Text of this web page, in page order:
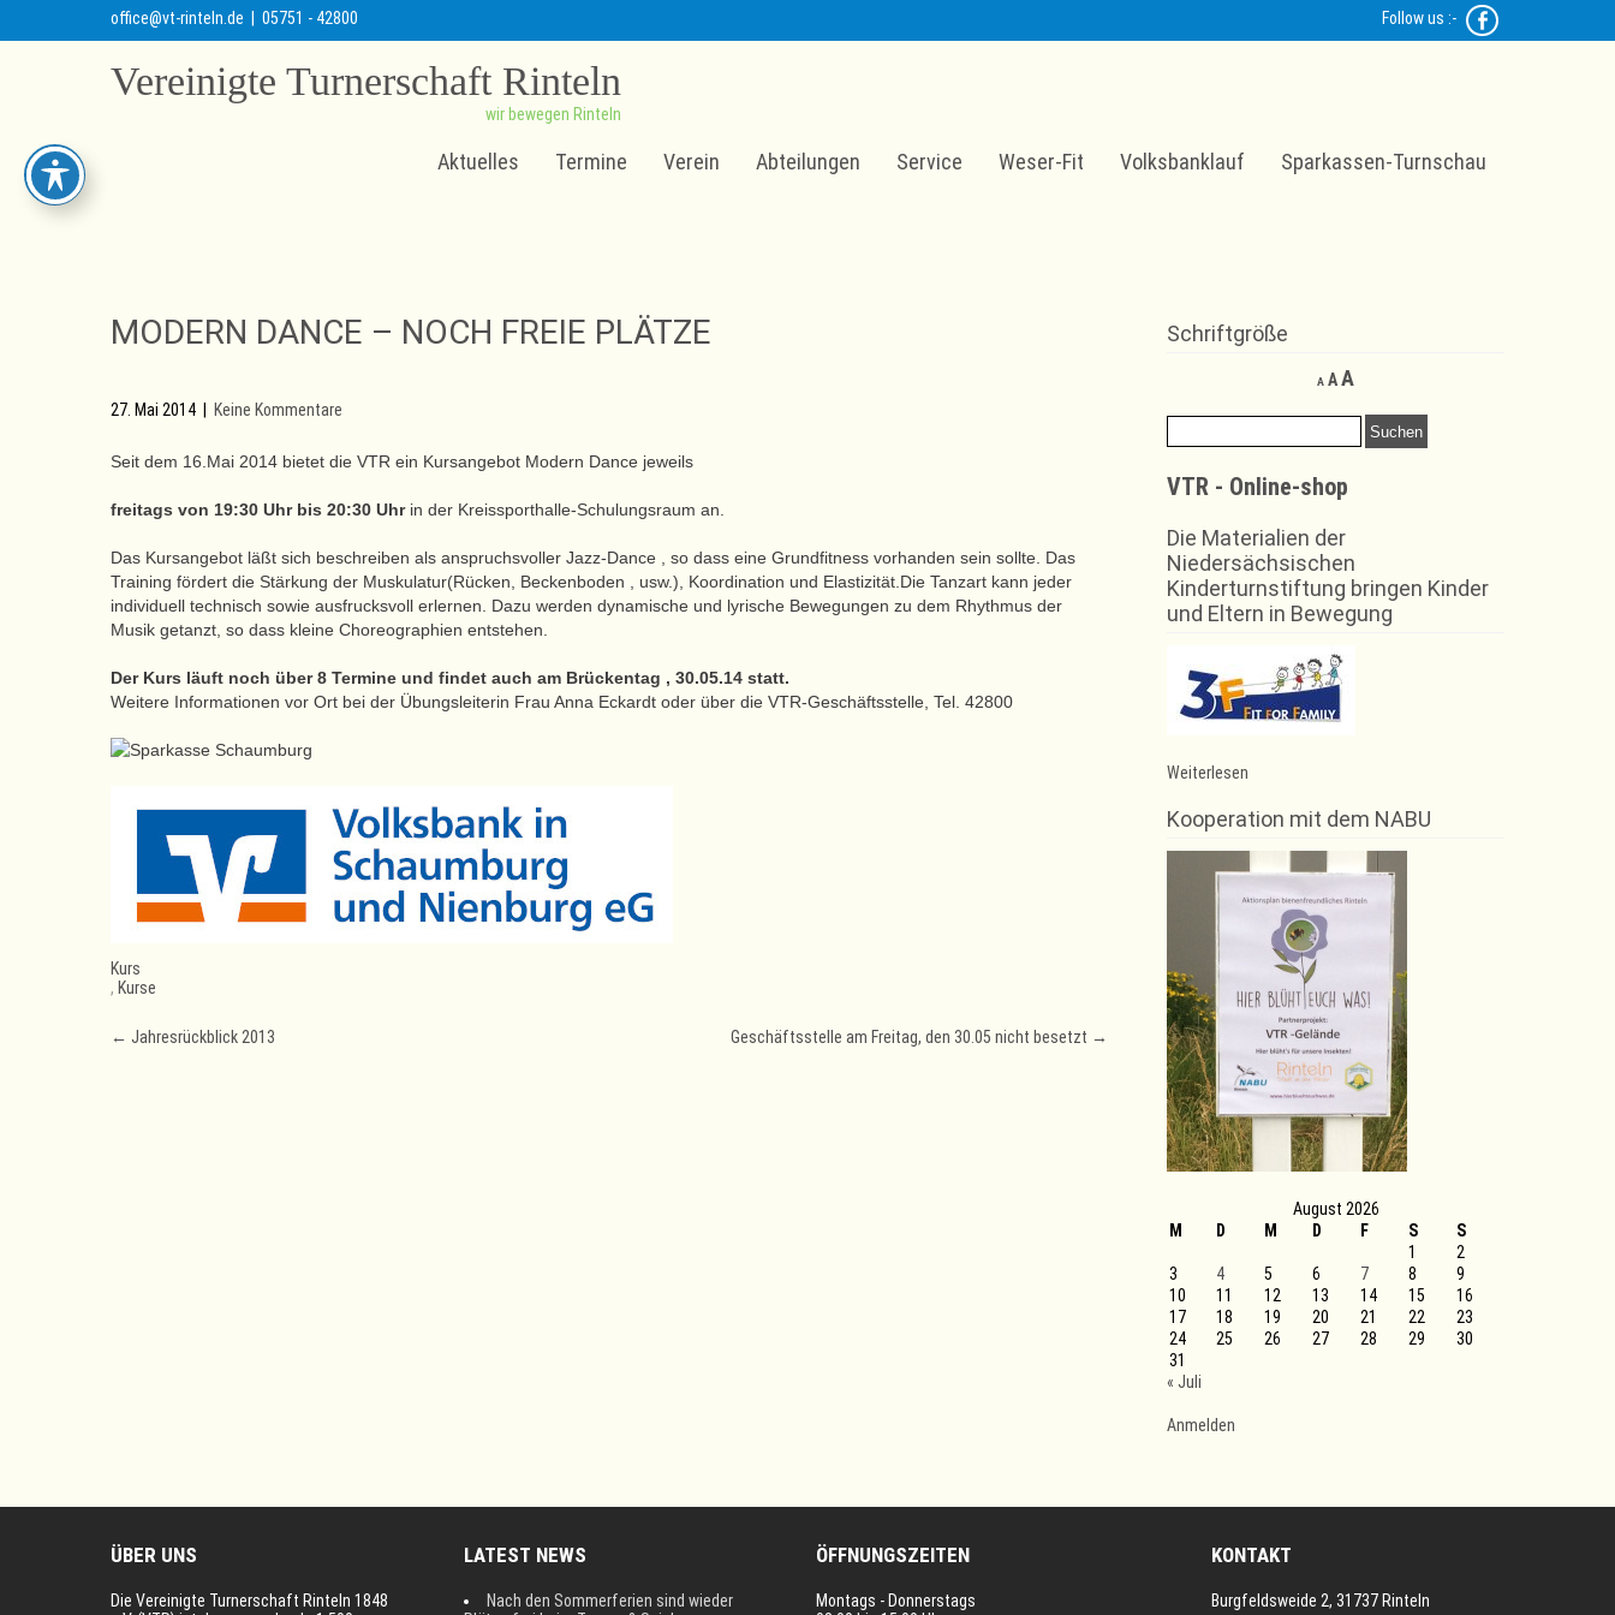
office@vt-rinteln.de | 05751 - 42800 Follow us :-
Vereinigte Turnerschaft Rinteln
wir bewegen Rinteln
Aktuelles Termine Verein Abteilungen Service Weser-Fit Volksbanklauf Sparkassen-Turnschau
MODERN DANCE – NOCH FREIE PLÄTZE
27. Mai 2014 Keine Kommentare
Seit dem 16.Mai 2014 bietet die VTR ein Kursangebot Modern Dance jeweils
freitags von 19:30 Uhr bis 20:30 Uhrin der Kreissporthalle-Schulungsraum an.
Das Kursangebot läßt sich beschreiben als anspruchsvoller Jazz-Dance , so dass eine Grundfitness vorhanden sein sollte. Das
Training fördert die Stärkung der Muskulatur(Rücken, Beckenboden , usw.), Koordination und Elastizität.Die Tanzart kann jeder
individuell technisch sowie ausfrucksvoll erlernen. Dazu werden dynamische und lyrische Bewegungen zu dem Rhythmus der
Musik getanzt, so dass kleine Choreographien entstehen.
Der Kurs läuft noch über 8 Termine und findet auch am Brückentag , 30.05.14 statt.
Weitere Informationen vor Ort bei der Übungsleiterin Frau Anna Eckardt oder über die VTR-Geschäftsstelle, Tel. 42800
Kurs
, Kurse
Post
← Jahresrückblick 2013 Geschäftsstelle am Freitag, den 30.05 nicht besetzt →
Schriftgröße
A
Decrease
font
A Reset
size.
A
size.
Suchen
nach:
VTR - Online-shop
Die Materialien der
Niedersächsischen
Kinderturnstiftung bringen Kinder
und Eltern in Bewegung
Weiterlesen
Dance
–
noch
freie
Plätze
Kooperation mit dem NABU
August 2026
M
D M D F S
S
1
2
3
4 5 6 7 8
9
10
11 12 13 14 15
16
17
18 19 20 21 22
23
24
25 26 27 28 29
30
31
« Juli
Anmelden
ÜBER UNS
Die Vereinigte Turnerschaft Rinteln 1848
LATEST NEWS
Nach den Sommerferien sind wieder
ÖFFNUNGSZEITEN
Montags - Donnerstags
KONTAKT
Burgfeldsweide 2, 31737 Rinteln